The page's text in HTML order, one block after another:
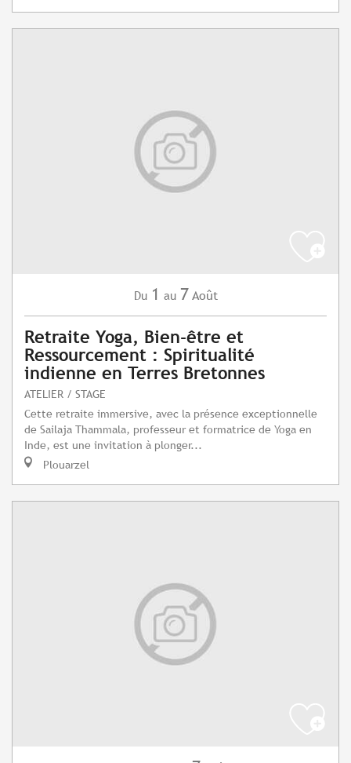
Du 1 au 7 Août
Retraite Yoga, Bien-être et
Ressourcement : Spiritualité
indienne en Terres Bretonnes
ATELIER / STAGE
Cette retraite immersive, avec la présence exceptionnelle
de Sailaja Thammala, professeur et formatrice de Yoga en
Inde, est une invitation à plonger...
Plouarzel